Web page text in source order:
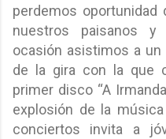
perdemos
nuestros paisanos
ocasión asistimos a
de la gira con la que
primer disco “A
explosión de la
conciertos invita a